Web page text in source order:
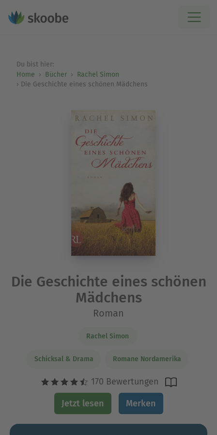
Du bist hier:
Home
Bücher
Rachel Simon
Die Geschichte eines schönen Mädchens
Die Geschichte eines schönen
Mädchens
Roman
Rachel Simon
Schicksal & Drama Romane Nordamerika
170 Bewertungen
Jetzt lesen Merken